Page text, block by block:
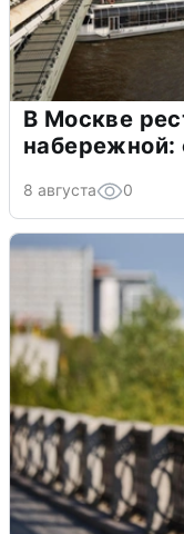
В Москве
набережной:
8 августа 0